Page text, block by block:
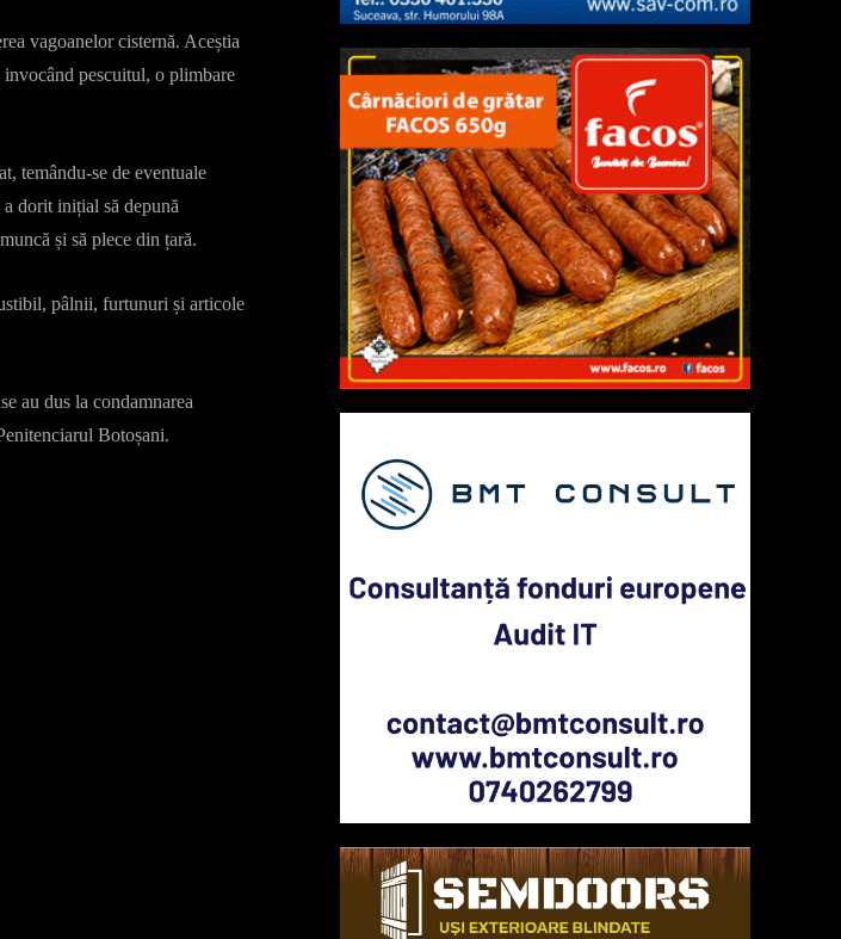
vagoanelor cisternă. Aceștia
pescuitul, o plimbare
temându-se de eventuale
dorit inițial să depună
și să plece din țară.
pâlnii, furtunuri și articole
au dus la condamnarea
Botoșani.